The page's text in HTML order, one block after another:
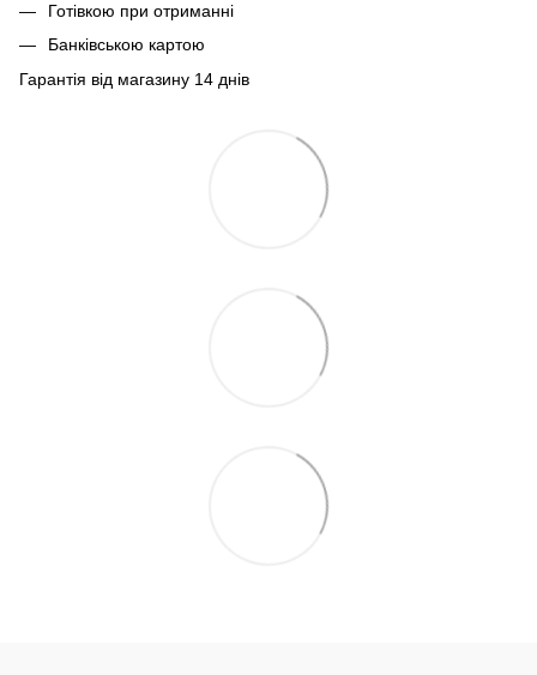
Готівкою при отриманні
Банківською картою
Гарантія від магазину 14 днів